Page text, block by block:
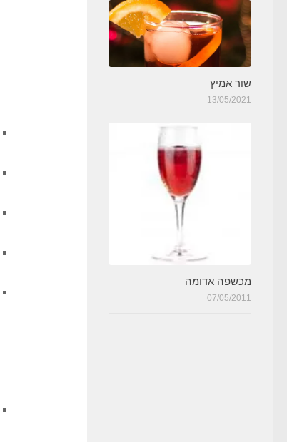
שור אמיץ
13/05/2021
מכשפה אדומה
07/05/2011